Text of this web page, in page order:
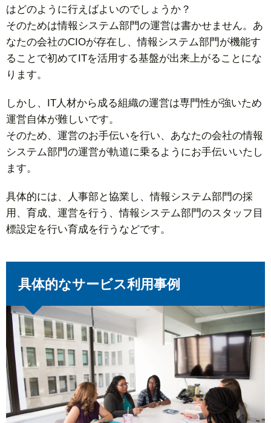
はどのように行えばよいのでしょうか？
そのためは情報システム部門の運営は書かせません。あ
なたの会社のCIOが存在し、情報システム部門が機能す
ることで初めてITを活用する基盤が出来上がることにな
ります。
しかし、IT人材から成る組織の運営は専門性が強いため
運営自体が難しいです。
そのため、運営のお手伝いを行い、あなたの会社の情報
システム部門の運営が軌道に乗るようにお手伝いいたし
ます。
具体的には、人事部と協業し、情報システム部門の採
用、育成、運営を行う、情報システム部門のスタッフ目
標設定を行い育成を行うなどです。
具体的なサービス利用事例